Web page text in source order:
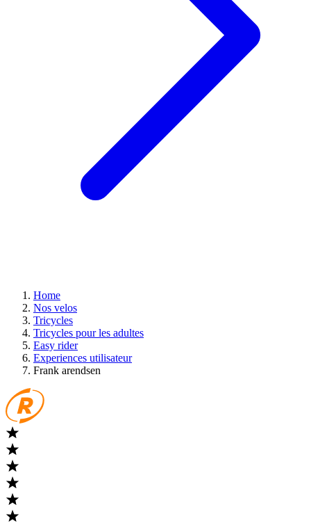
Home
Nos velos
Tricycles
Tricycles pour les adultes
Easy rider
Experiences utilisateur
Frank arendsen